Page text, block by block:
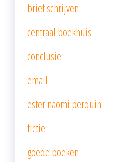
brief schrijven
centraal boekhuis
conclusie
email
ester naomi perquin
fictie
goede boeken